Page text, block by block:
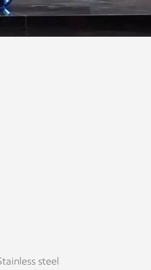
steel